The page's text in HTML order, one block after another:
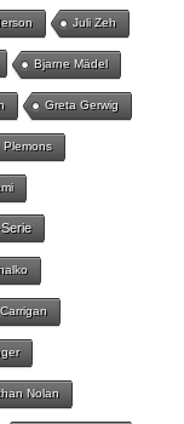
Juli Zeh
Bjarne Mädel
Greta Gerwig
Plemons
Nolan